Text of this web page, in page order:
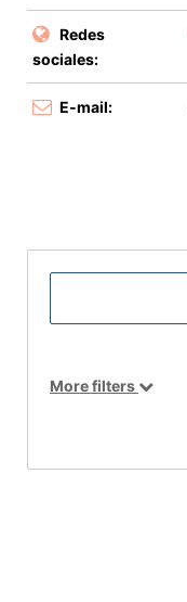
Redes
sociales:
E-mail:
More filters